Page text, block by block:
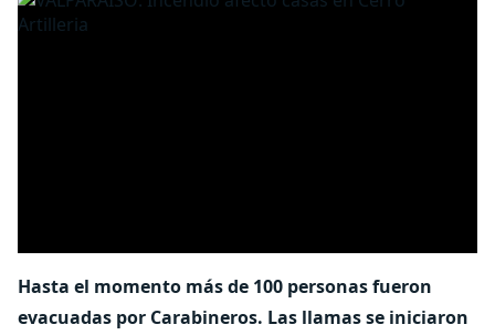
Hasta el momento más de 100 personas fueron
evacuadas por Carabineros. Las llamas se iniciaron